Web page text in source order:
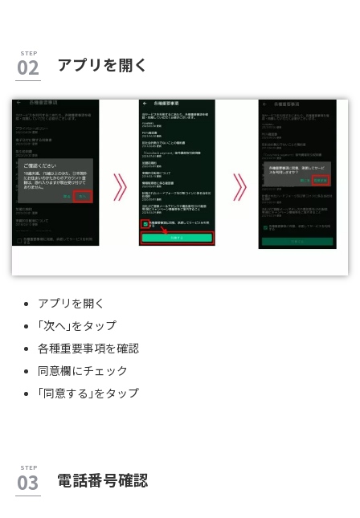
アプリを開く
アプリを開く
｢次へ｣をタップ
各種重要事項を確認
同意欄にチェック
｢同意する｣をタップ
電話番号確認